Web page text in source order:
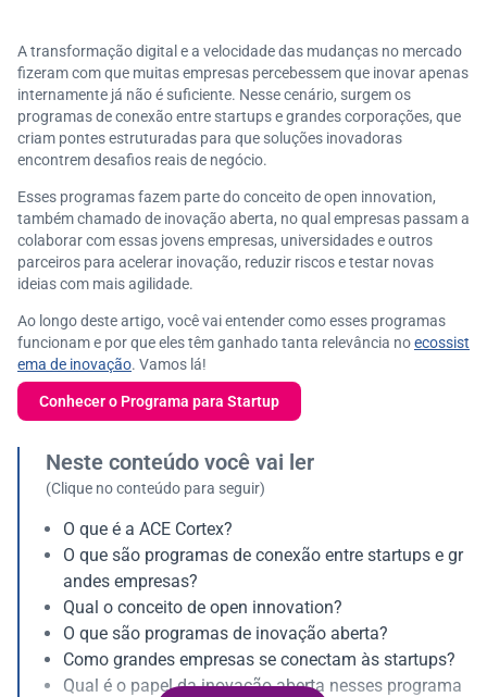
A transformação digital e a velocidade das mudanças no mercado
fizeram com que muitas empresas percebessem que inovar apenas
internamente já não é suficiente. Nesse cenário, surgem os
programas de conexão entre startups e grandes corporações, que
criam pontes estruturadas para que soluções inovadoras
encontrem desafios reais de negócio.
Esses programas fazem parte do conceito de open innovation,
também chamado de inovação aberta, no qual empresas passam a
colaborar com essas jovens empresas, universidades e outros
parceiros para acelerar inovação, reduzir riscos e testar novas
ideias com mais agilidade.
Ao longo deste artigo, você vai entender como esses programas
funcionam e por que eles têm ganhado tanta relevância noecossist
ema de inovação. Vamos lá!
Conhecer o Programa para Startup
Neste conteúdo você vai ler
(Clique no conteúdo para seguir)
O que é a ACE Cortex?
O que são programas de conexão entre startups e gr
andes empresas?
Qual o conceito de open innovation?
O que são programas de inovação aberta?
Como grandes empresas se conectam às startups?
Qual é o papel da inovação aberta nesses programa